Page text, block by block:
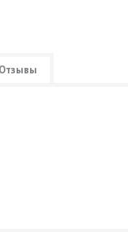
Отзывы